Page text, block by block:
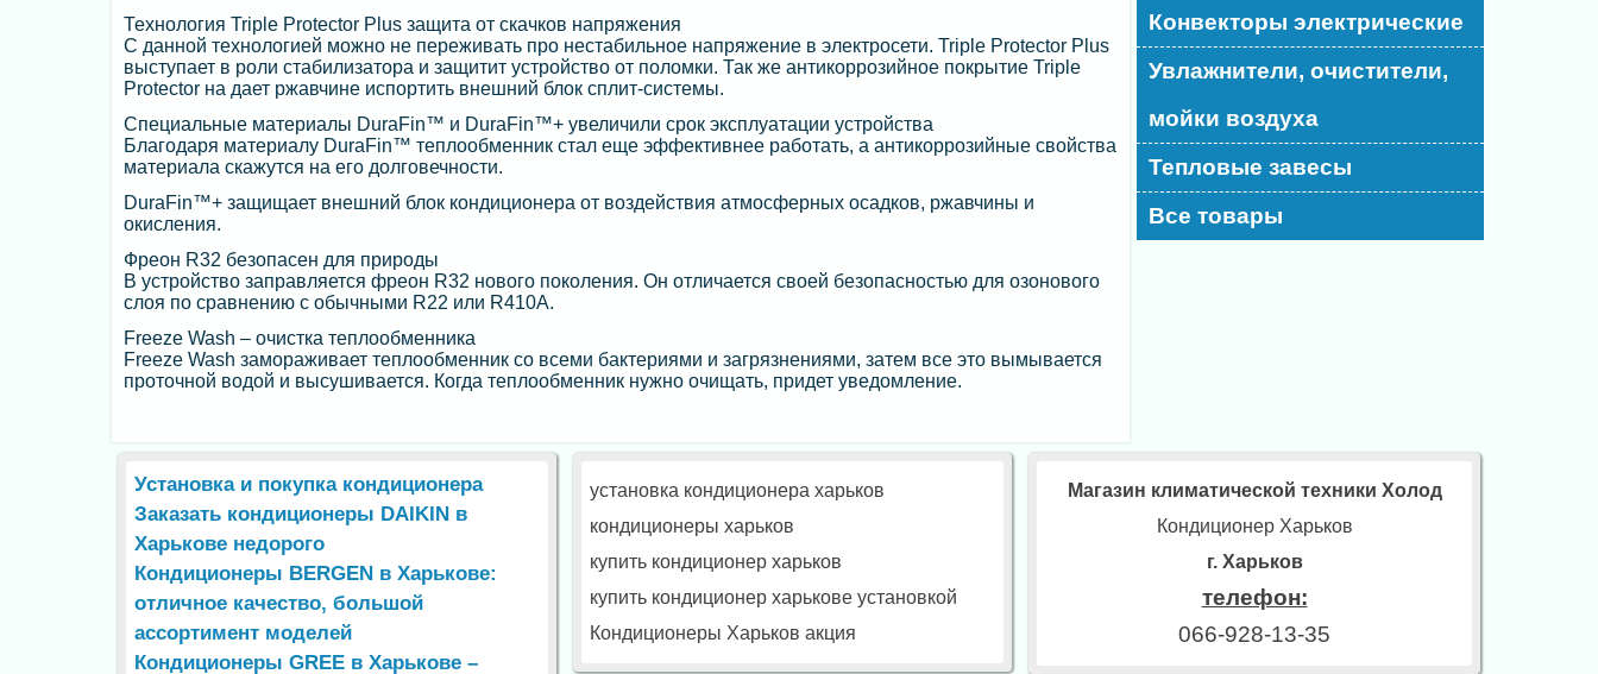
Технология Triple Protector Plus защита от скачков напряжения
С данной технологией можно не переживать про нестабильное напряжение в электросети. Triple Protector Plus
выступает в роли стабилизатора и защитит устройство от поломки. Так же антикоррозийное покрытие Triple
Protector на дает ржавчине испортить внешний блок сплит-системы.
Специальные материалы DuraFin™ и DuraFin™+ увеличили срок эксплуатации устройства
Благодаря материалу DuraFin™ теплообменник стал еще эффективнее работать, а антикоррозийные свойства
материала скажутся на его долговечности.
DuraFin™+ защищает внешний блок кондиционера от воздействия атмосферных осадков, ржавчины и
окисления.
Фреон R32 безопасен для природы
В устройство заправляется фреон R32 нового поколения. Он отличается своей безопасностью для озонового
слоя по сравнению с обычными R22 или R410A.
Freeze Wash – очистка теплообменника
Freeze Wash замораживает теплообменник со всеми бактериями и загрязнениями, затем все это вымывается
проточной водой и высушивается. Когда теплообменник нужно очищать, придет уведомление.
Конвекторы электрические
Увлажнители, очистители,
мойки воздуха
Тепловые завесы
Все товары
Установка и покупка кондиционера
Заказать кондиционеры DAIKIN в
Харькове недорого
Кондиционеры BERGEN в Харькове:
отличное качество, большой
ассортимент моделей
Кондиционеры GREE в Харькове –
установка кондиционера харьков
кондиционеры харьков
купить кондиционер харьков
купить кондиционер харькове установкой
Кондиционеры Харьков акция
Магазин климатической техники Холод
Кондиционер Харьков
г. Харьков
телефон:
066-928-13-35